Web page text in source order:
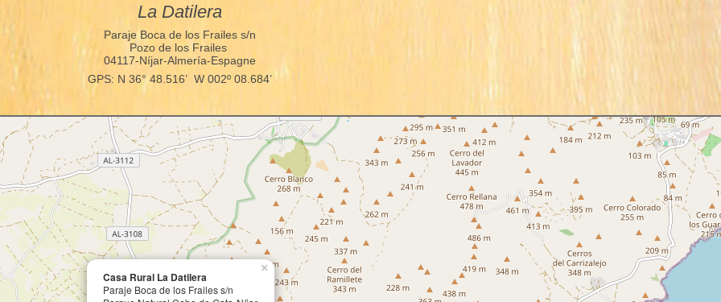
La Datilera
Paraje Boca de los Frailes s/n
Pozo de los Frailes
04117-Níjar-Almería-Espagne
GPS: N 36° 48.516’ W 002º 08.684’
Casa Rural La Datilera
Paraje Boca de los Frailes s/n
×